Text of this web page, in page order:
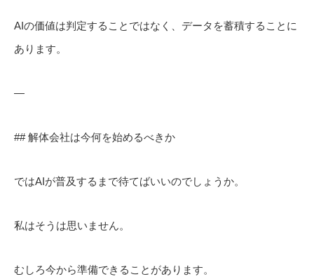
AIの価値は判定することではなく、データを蓄積することに
あります。
—
## 解体会社は今何を始めるべきか
ではAIが普及するまで待てばいいのでしょうか。
私はそうは思いません。
むしろ今から準備できることがあります。